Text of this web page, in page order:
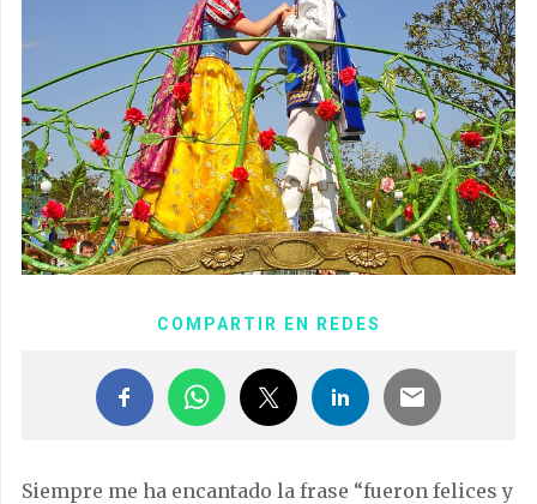
COMPARTIR EN REDES
Siempre me ha encantado la frase “fueron felices y